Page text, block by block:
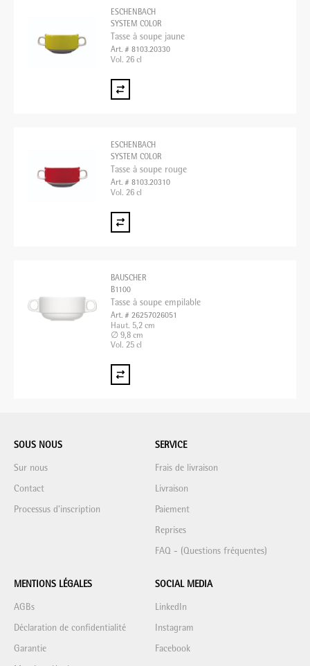
ESCHENBACH
SYSTEM COLOR
Tasse à soupe jaune
Art. # 8103.20330
Vol. 26 cl
ESCHENBACH
SYSTEM COLOR
Tasse à soupe rouge
Art. # 8103.20310
Vol. 26 cl
BAUSCHER
B1100
Tasse à soupe empilable
Art. # 26257026051
Haut. 5,2 cm
∅ 9,8 cm
Vol. 25 cl
SOUS NOUS
Sur nous
Contact
Processus d'inscription
SERVICE
Frais de livraison
Livraison
Paiement
Reprises
FAQ - (Questions fréquentes)
MENTIONS LÉGALES
AGBs
Déclaration de confidentialité
Garantie
SOCIAL MEDIA
LinkedIn
Instagram
Facebook